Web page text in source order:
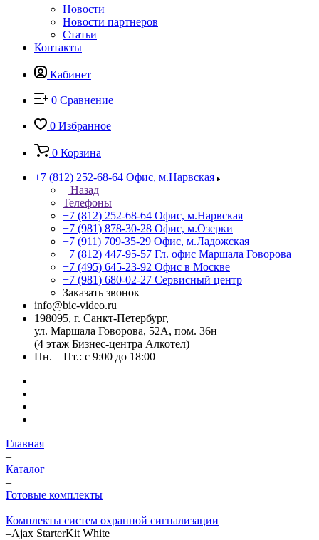
Новости
Новости партнеров
Статьи
Контакты
Кабинет
0 Сравнение
0 Избранное
0 Корзина
+7 (812) 252-68-64 Офис, м.Нарвская
Назад
Телефоны
+7 (812) 252-68-64 Офис, м.Нарвская
+7 (981) 878-30-28 Офис, м.Озерки
+7 (911) 709-35-29 Офис, м.Ладожская
+7 (812) 447-95-57 Гл. офис Маршала Говорова
+7 (495) 645-23-92 Офис в Москве
+7 (981) 680-02-27 Сервисный центр
Заказать звонок
info@bic-video.ru
198095, г. Санкт-Петербург,
ул. Маршала Говорова, 52А, пом. 36н
(4 этаж Бизнес-центра Алкотел)
Пн. – Пт.: с 9:00 до 18:00
Главная
–
Каталог
–
Готовые комплекты
–
Комплекты систем охранной сигнализации
–Ajax StarterKit White